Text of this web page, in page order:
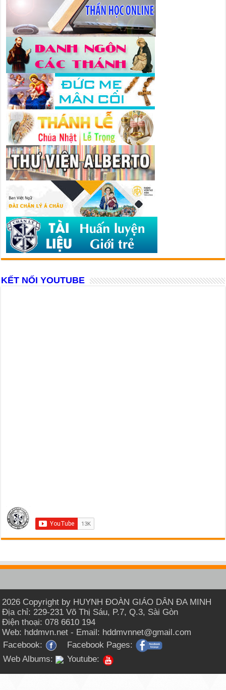
KẾT NỐI YOUTUBE
2026 Copyright by HUYNH ĐOÀN GIÁO DÂN ĐA MINH
Địa chỉ: 229-231 Võ Thị Sáu, P.7, Q.3, Sài Gòn
Điện thoại: 078 6610 194
Web: hddmvn.net - Email: hddmvnnet@gmail.com
Facebook:
Facebook Pages:
Web Albums:
Youtube: